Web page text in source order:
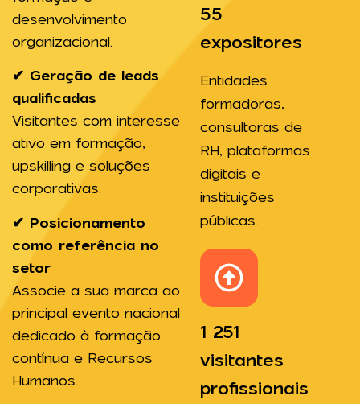
55
expositores
Entidades
formadoras,
consultoras de
RH, plataformas
digitais e
instituições
públicas.
1 251
visitantes
profissionais
desenvolvimento
organizacional.
✔ Geração de leads
qualificadas
Visitantes com interesse
ativo em formação,
upskilling e soluções
corporativas.
✔ Posicionamento
como referência no
setor
Associe a sua marca ao
principal evento nacional
dedicado à formação
contínua e Recursos
Humanos.